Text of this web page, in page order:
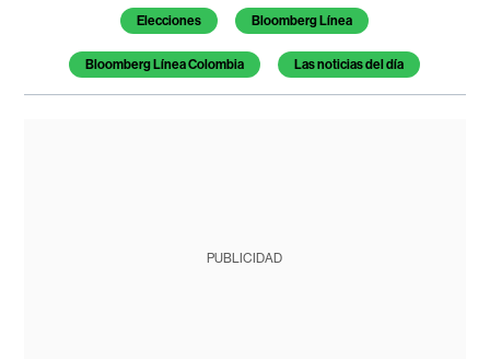
Elecciones Bloomberg Línea
Bloomberg Línea Colombia Las noticias del día
PUBLICIDAD